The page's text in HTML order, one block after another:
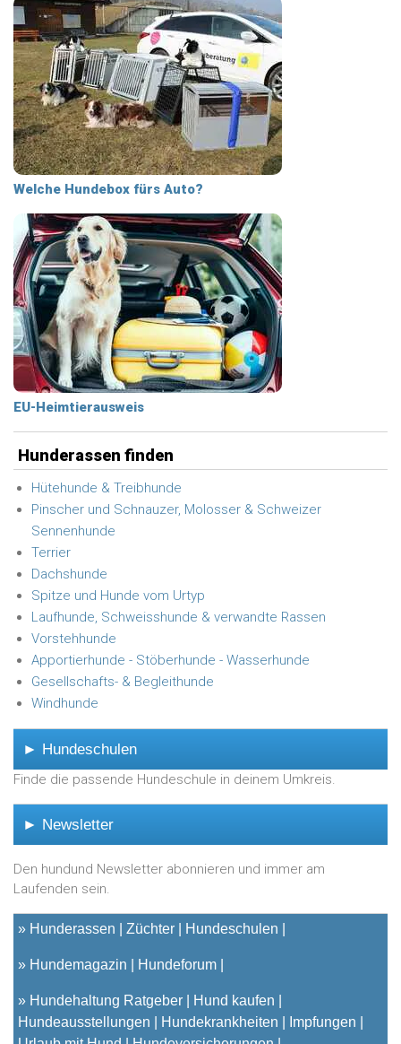
Welche Hundebox fürs Auto?
EU-Heimtierausweis
Hunderassen finden
Hütehunde & Treibhunde
Pinscher und Schnauzer, Molosser & Schweizer
Sennenhunde
Terrier
Dachshunde
Spitze und Hunde vom Urtyp
Laufhunde, Schweisshunde & verwandte Rassen
Vorstehhunde
Apportierhunde - Stöberhunde - Wasserhunde
Gesellschafts- & Begleithunde
Windhunde
► Hundeschulen
Finde die passende Hundeschule in deinem Umkreis.
► Newsletter
Den hundund Newsletter abonnieren und immer am
Laufenden sein.
» Hunderassen Züchter Hundeschulen
» Hundemagazin Hundeforum
» Hundehaltung Ratgeber
Hund kaufen
Hundeausstellungen
Hundekrankheiten
Impfungen